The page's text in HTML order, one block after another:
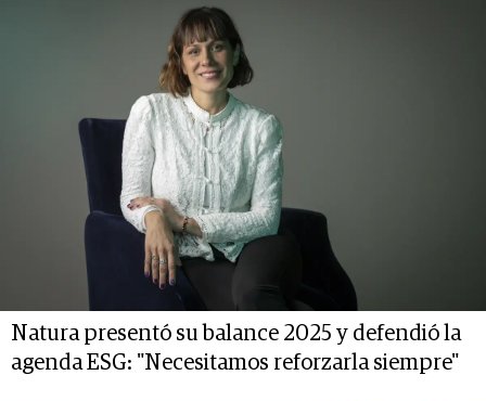
Natura presentó su balance 2025 y defendió la
agenda ESG: "Necesitamos reforzarla siempre"